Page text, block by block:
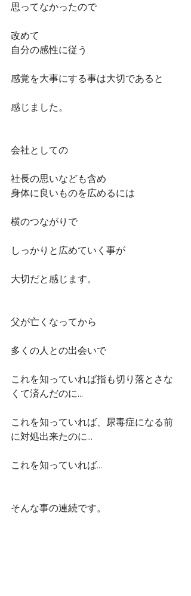
思ってなかったので
改めて
自分の感性に従う
感覚を大事にする事は大切であると
感じました。
会社としての
社長の思いなども含め
身体に良いものを広めるには
横のつながりで
しっかりと広めていく事が
大切だと感じます。
父が亡くなってから
多くの人との出会いで
これを知っていれば指も切り落とさな
くて済んだのに...
これを知っていれば、尿毒症になる前
に対処出来たのに...
これを知っていれば...
そんな事の連続です。